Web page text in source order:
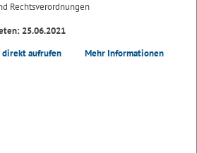
Rechtsverordnungen
25.06.2021
aufrufen Mehr Informationen